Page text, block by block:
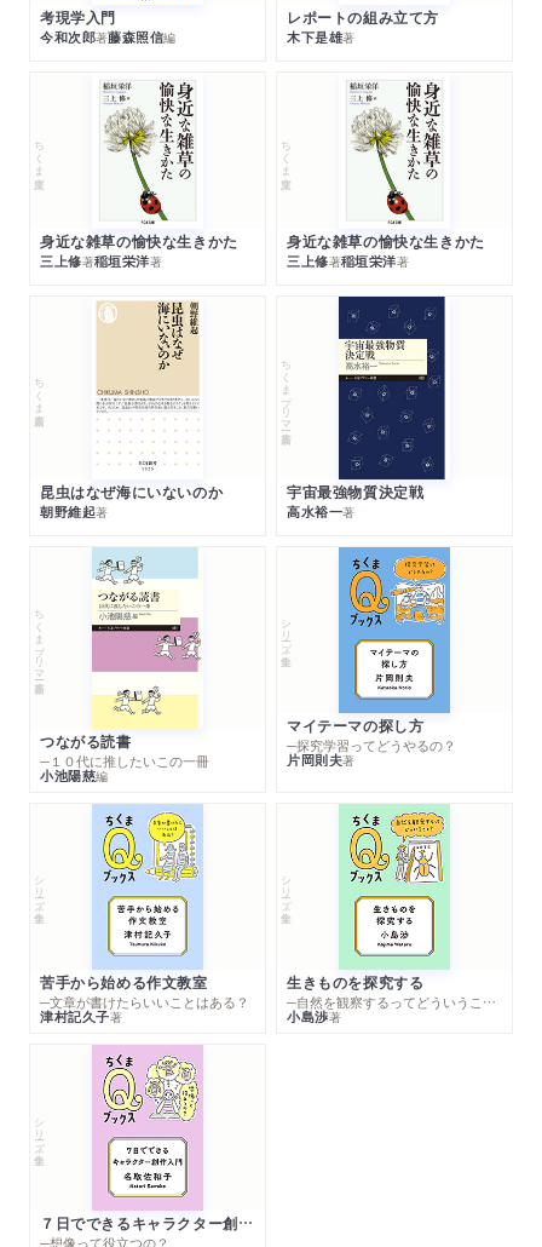
考現学入門
今和次郎著藤森照信編
レポートの組み立て方
木下是雄著
ちくま文庫
身近な雑草の愉快な生きかた
三上修著稲垣栄洋著
ちくま文庫
身近な雑草の愉快な生きかた
三上修著稲垣栄洋著
ちくま新書
昆虫はなぜ海にいないのか
朝野維起著
ちくまプリマー新書
宇宙最強物質決定戦
高水裕一著
ちくまプリマー新書
つながる読書
─１０代に推したいこの一冊
小池陽慈編
シリーズ・全集
マイテーマの探し方
─探究学習ってどうやるの？
片岡則夫著
シリーズ・全集
苦手から始める作文教室
─文章が書けたらいいことはある？
津村記久子著
シリーズ・全集
生きものを探究する
─自然を観察するってどういうこと？
小島渉著
シリーズ・全集
７日でできるキャラクター創作入門